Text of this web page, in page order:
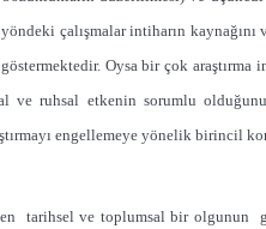
çalışmalar intiharın
Oysa bir çok araştırma
ruhsal etkenin sorumlu
engellemeye yönelik birincil
tarihsel ve toplumsal bir olgunun